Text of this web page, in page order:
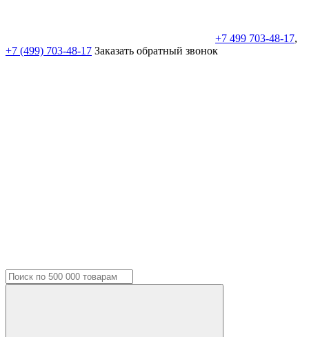
+7 499 703-48-17,
+7 (499) 703-48-17 Заказать обратный звонок